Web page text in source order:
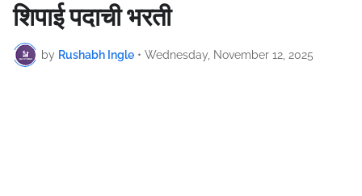
शिपाई पदाची भरती
by Rushabh Ingle • Wednesday, November 12, 2025